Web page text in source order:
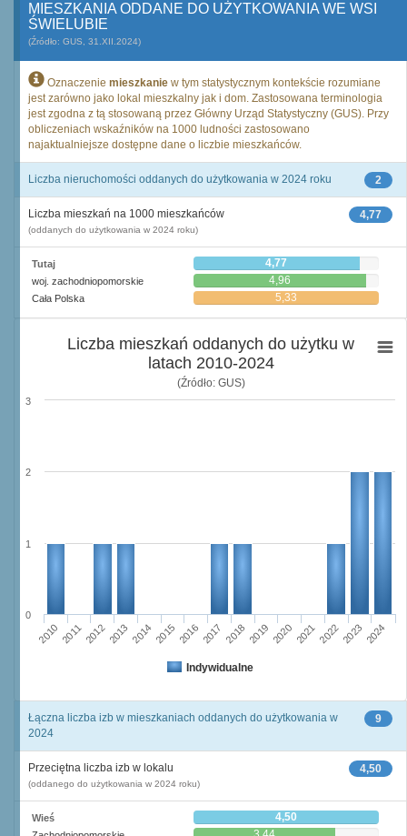
MIESZKANIA ODDANE DO UŻYTKOWANIA WE WSI
ŚWIELUBIE
(Źródło: GUS, 31.XII.2024)
Oznaczenie mieszkanie w tym statystycznym kontekście rozumiane
jest zarówno jako lokal mieszkalny jak i dom. Zastosowana terminologia
jest zgodna z tą stosowaną przez Główny Urząd Statystyczny (GUS). Przy
obliczeniach wskaźników na 1000 ludności zastosowano
najaktualniejsze dostępne dane o liczbie mieszkańców.
2
Liczba nieruchomości oddanych do użytkowania w 2024 roku
4,77
Liczba mieszkań na 1000 mieszkańców
(oddanych do użytkowania w 2024 roku)
Tutaj 4,77
woj. zachodniopomorskie 4,96
Cała Polska 5,33
Liczba mieszkań oddanych do użytku w
latach 2010-2024
(Źródło: GUS)
Indywidualne
2010 201120122013 2014 2015 2016 2017 2018 2019 2020 202120222023 2024
0
1
2
3
9
Łączna liczba izb w mieszkaniach oddanych do użytkowania w
2024
4,50
Przeciętna liczba izb w lokalu
(oddanego do użytkowania w 2024 roku)
Wieś 4,50